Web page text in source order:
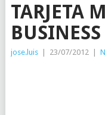
TARJETA
jose.luis 23/07/2012